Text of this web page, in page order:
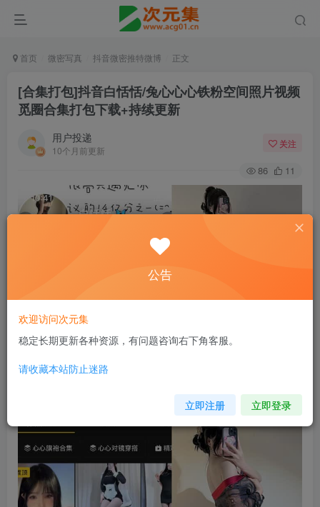
首页 微密写真 抖音微密推特微博 正文
[合集打包]抖音白恬恬/兔心心心铁粉空间照片视频
觅圈合集打包下载+持续更新
用户投递
10个月前更新
关注
86 11
公告
欢迎访问次元集
稳定长期更新各种资源，有问题咨询右下角客服。
请收藏本站防止迷路
立即注册 立即登录